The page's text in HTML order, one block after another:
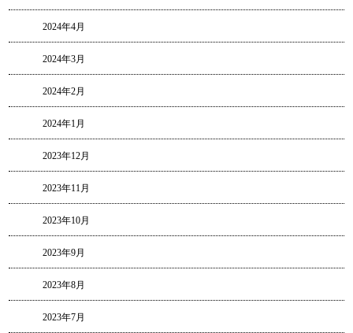
2024年4月
2024年3月
2024年2月
2024年1月
2023年12月
2023年11月
2023年10月
2023年9月
2023年8月
2023年7月